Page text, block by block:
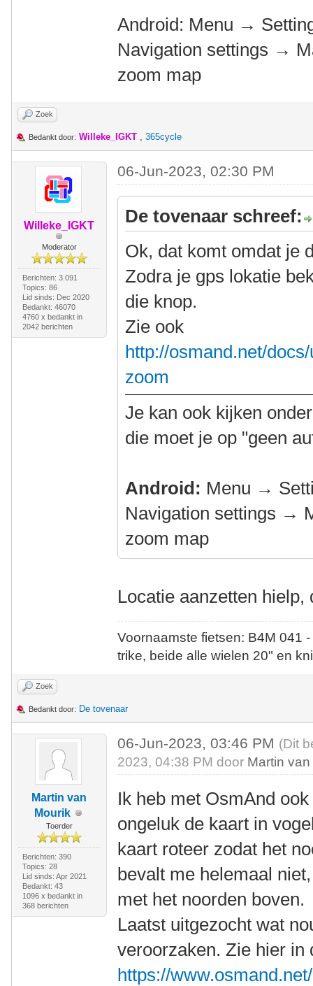
Android: Menu →
Navigation settings →
zoom map
Zoek
Bedankt door: Willeke_IGKT , 365cycle
Willeke_IGKT
Moderator
Berichten: 3.091
Topics: 86
Lid sinds: Dec 2020
Bedankt: 46070
4760 x bedankt in
2042 berichten
06-Jun-2023, 02:30 PM
De tovenaar schreef:
Ok, dat komt omdat je
Zodra je gps lokatie
die knop.
Zie ook
http://osmand.net/
zoom
Je kan ook kijken
die moet je op "geen
Android: Menu →
Navigation settings →
zoom map
Locatie aanzetten hielp,
Voornaamste fietsen: B4M
trike, beide alle wielen 20" en
Zoek
Bedankt door: De tovenaar
Martin van
Mourik
Toerder
Berichten: 390
Topics: 28
Lid sinds: Apr 2021
Bedankt: 43
1096 x bedankt in
368 berichten
06-Jun-2023, 03:46 PM (Dit
2023, 04:38 PM door Martin
Ik heb met OsmAnd
ongeluk de kaart in
kaart roteer zodat het
bevalt me helemaal
met het noorden boven.
Laatst uitgezocht wat
veroorzaken. Zie hier in
https://